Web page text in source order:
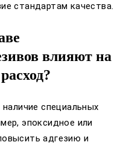
стандартам качества.
влияют на
специальных
эпоксидное или
адгезию и